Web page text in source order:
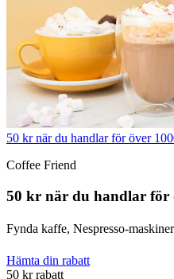
50 kr när du handlar för över
Coffee Friend
50 kr när du handlar för
Fynda kaffe, Nespresso-
Hämta din rabatt
50 kr rabatt